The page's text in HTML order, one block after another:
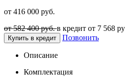
от 416 000 руб.
от 582 400 руб.в кредит от 7 568
Купить в кредит Позвонить
Описание
Комплектация